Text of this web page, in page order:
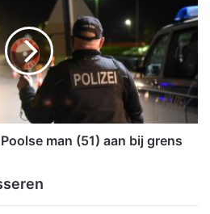
man (51) aan bij grens